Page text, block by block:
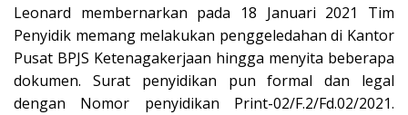
Leonard membernarkan pada 18 Januari 2021 Tim
Penyidik memang melakukan penggeledahan di Kantor
Pusat BPJS Ketenagakerjaan hingga menyita beberapa
dokumen. Surat penyidikan pun formal dan legal
dengan Nomor penyidikan Print-02/F.2/Fd.02/2021.